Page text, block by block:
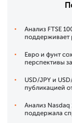
Анализ FTSE
поддерживает
Евро и фунт
перспективы
USD/JPY и
публикацией
Анализ Nasdaq
поддержала